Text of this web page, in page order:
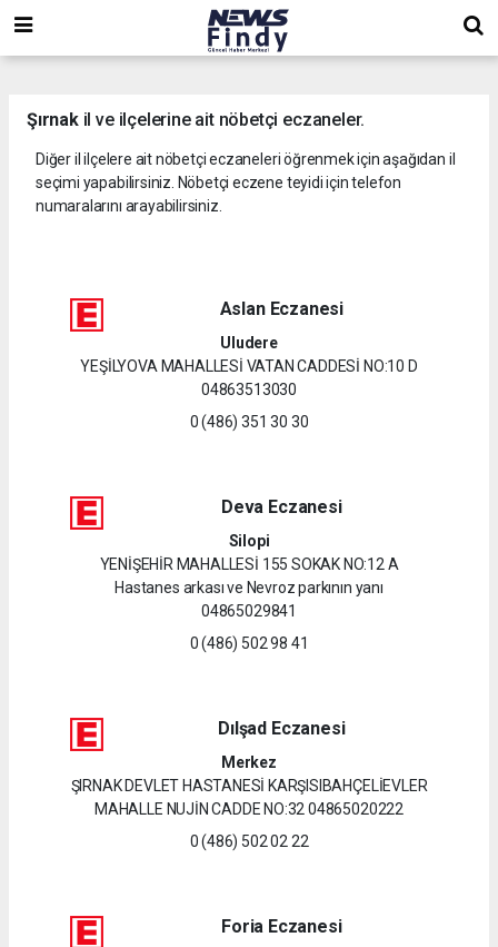
Şırnakil ve ilçelerine ait nöbetçi eczaneler.
Diğer il ilçelere ait nöbetçi eczaneleri öğrenmek için aşağıdan il
seçimi yapabilirsiniz. Nöbetçi eczene teyidi için telefon
numaralarını arayabilirsiniz.
Aslan Eczanesi
Uludere
YEŞİLYOVA MAHALLESİ VATAN CADDESİ NO:10 D
04863513030
0 (486) 351 30 30
Deva Eczanesi
Silopi
YENİŞEHİR MAHALLESİ 155 SOKAK NO:12 A
Hastanes arkası ve Nevroz parkının yanı
04865029841
0 (486) 502 98 41
Dılşad Eczanesi
Merkez
ŞIRNAK DEVLET HASTANESİ KARŞISIBAHÇELİEVLER
MAHALLE NUJİN CADDE NO:32 04865020222
0 (486) 502 02 22
Foria Eczanesi